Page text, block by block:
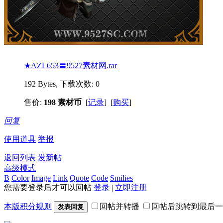
★AZL653〓9527素材网.rar
192 Bytes, 下载次数: 0
售价: 198 素材币 [记录] [购买]
回复
使用道具 举报
返回列表 发新帖
高级模式
B Color Image Link Quote Code Smilies
您需要登录后才可以回帖 登录 | 立即注册
本版积分规则 发表回复 回帖并转播 回帖后跳转到最后